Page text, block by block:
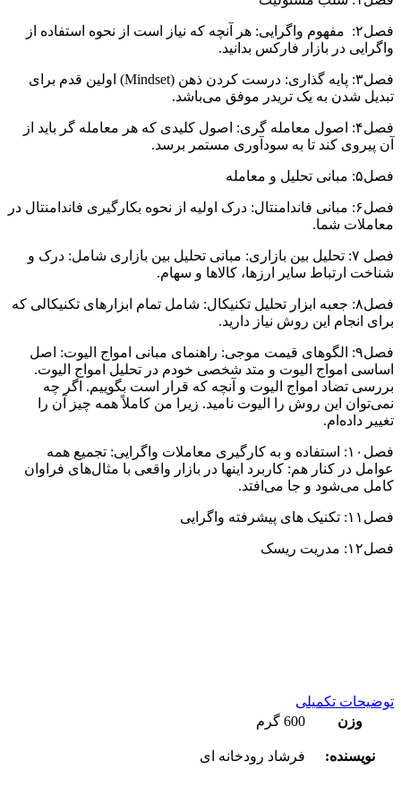
فصل۲: مفهوم واگرایی: هر آنچه که نیاز است از نحوه استفاده از
واگرایی در بازار فارکس بدانید.
فصل۳: پایه گذاری: درست کردن ذهن (Mindset) اولین قدم برای
تبدیل شدن به یک تریدر موفق می‌باشد.
فصل۴: اصول معامله گری: اصول کلیدی که هر معامله گر باید از
آن پیروی کند تا به سودآوری مستمر برسد.
فصل۵: مبانی تحلیل و معامله
فصل۶: مبانی فاندامنتال: درک اولیه از نحوه بکارگیری فاندامنتال در
معاملات شما.
فصل ۷: تحلیل بین بازاری: مبانی تحلیل بین بازاری شامل: درک و
شناخت ارتباط سایر ارزها، کالاها و سهام.
فصل۸: جعبه ابزار تحلیل تکنیکال: شامل تمام ابزارهای تکنیکالی که
برای انجام این روش نیاز دارید.
فصل۹: الگوهای قیمت موجی: راهنمای مبانی امواج الیوت: اصل
اساسی امواج الیوت و متد شخصی خودم در تحلیل امواج الیوت.
بررسی تضاد امواج الیوت و آنچه که قرار است بگوییم. اگر چه
نمی‌توان این روش را الیوت نامید. زیرا من کاملاً همه چیز آن را
تغییر داده‌ام.
فصل۱۰: استفاده و به کارگیری معاملات واگرایی: تجمیع همه
عوامل در کنار هم: کاربرد اینها در بازار واقعی با مثال‌های فراوان
کامل می‌شود و جا می‌افتد.
فصل۱۱: تکنیک های پیشرفته واگرایی
فصل۱۲: مدریت ریسک
توضیحات تکمیلی
وزن
600 گرم
نویسنده: فرشاد رودخانه ای